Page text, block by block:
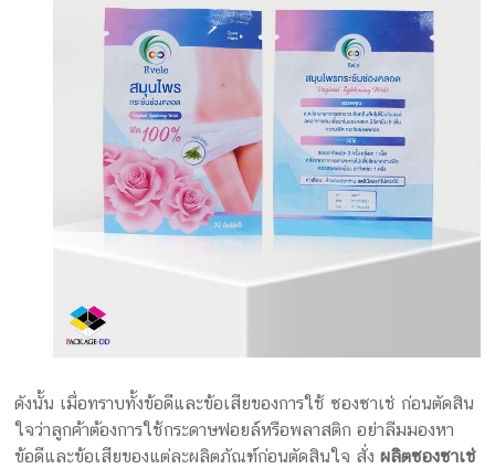
ดังนั้น เมื่อทราบทั้งข้อดีและข้อเสียของการใช้ ซองซาเช่ ก่อนตัดสิน
ใจว่าลูกค้าต้องการใช้กระดาษฟอยล์หรือพลาสติก อย่าลืมมองหา
ข้อดีและข้อเสียของแต่ละผลิตภัณฑ์ก่อนตัดสินใจ สั่งผลิตซองซาเช่